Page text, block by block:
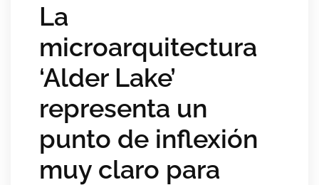
La
microarquitectura
‘Alder Lake’
representa un
punto de inflexión
muy claro para